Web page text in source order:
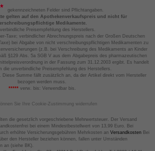
gekennzeichneten Felder sind Pflichtangaben.
gelten auf den Apothekenverkaufspreis und nicht für
Medikamente.
Preisempfehlung des Herstellers.
Taxe; verbindlicher Abrechnungspreis nach der Großen Deutschen
bei Abgabe von nicht verschreibungspflichtigen Medikamenten zu
(z.B. bei Verschreibung des Medikaments an Kinder
§129 Abs. 5a SGB V aus dem Abgabepreis des pharmazeutischen
in der Fassung zum 31.12.2003 ergibt. Es handelt
die unverbindliche Preisempfehlung des Herstellers.
Summe fällt zusätzlich an, da der Artikel direkt vom Hersteller
bezogen werden muss.
*****verw. bis: Verwendbar bis.
Sie Ihre Cookie-Zustimmung widerrufen
die gesetzlich vorgeschriebene Mehrwertsteuer. Der Versand
bei einem Mindestbestellwert von 13,99 Euro. Bei
erhöhte Versicherungsgebühren Mehrkosten an VersandkostenBei
den Hersteller beziehen können, fallen unter Umständen
an (siehe BK).